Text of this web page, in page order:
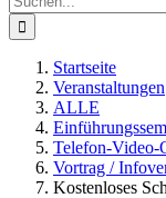
nach:
Startseite
Veranstaltungen
ALLE
Telefon-Video-
Vortrag /
Kostenloses